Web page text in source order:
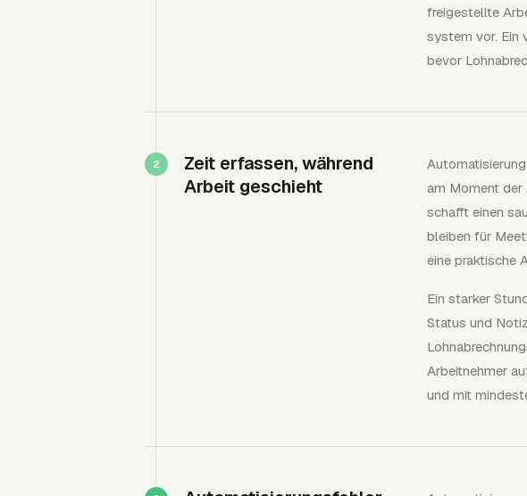
freigestellte
system vor. Ein
bevor
Zeit erfassen, während
Arbeit geschieht
am Moment der
schafft einen
bleiben für
eine praktische
Ein starker
Status und
Arbeitnehmer
und mit